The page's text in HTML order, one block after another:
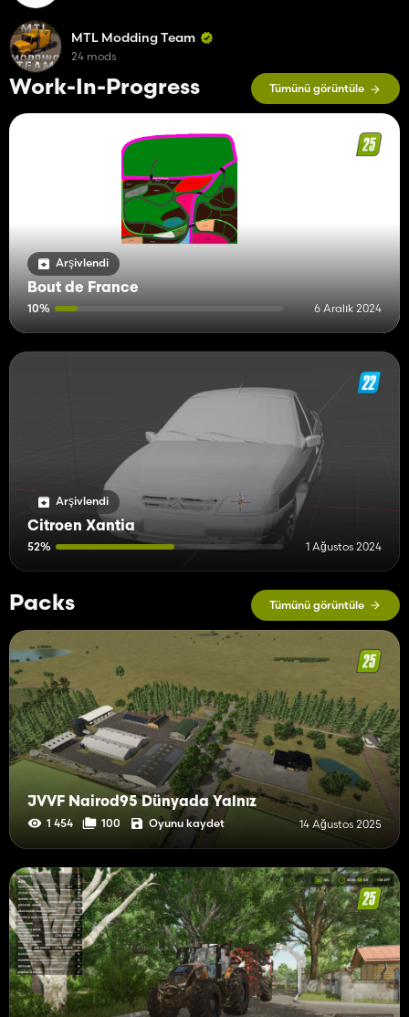
Work-In-Progress Tümünü görüntüle
Arşivlendi
Bout de France
10% 6 Aralık 2024
Arşivlendi
Citroen Xantia
52% 1 Ağustos 2024
Packs Tümünü görüntüle
JVVF Nairod95 Dünyada Yalnız
1 454 100 Oyunu kaydet 14 Ağustos 2025
MTL Modding Team
24 mods